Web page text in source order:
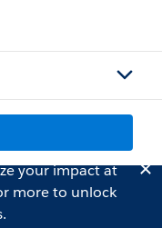
your impact at
more to unlock